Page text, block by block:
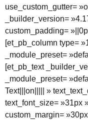
use_custom_gutter=
_builder_version=
custom_padding=
[et_pb_column type=
_module_preset=
[et_pb_text
_module_preset=
Text|||on||||| »
text_font_size= »31px
custom_margin=